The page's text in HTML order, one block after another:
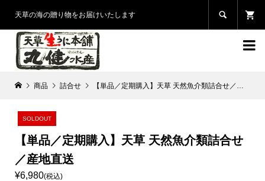
天草の海の贈り物をお届けいたします 

商品 詰合せ 【単品／定期購入】天草 天然魚介類詰合せ／産地直送
SOLDOUT
【単品／定期購入】天草 天然魚介類詰合せ
／産地直送
¥6,980(税込)